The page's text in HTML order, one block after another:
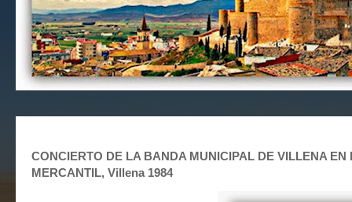
CONCIERTO DE LA BANDA MUNICIPAL DE VILLENA
MERCANTIL, Villena 1984